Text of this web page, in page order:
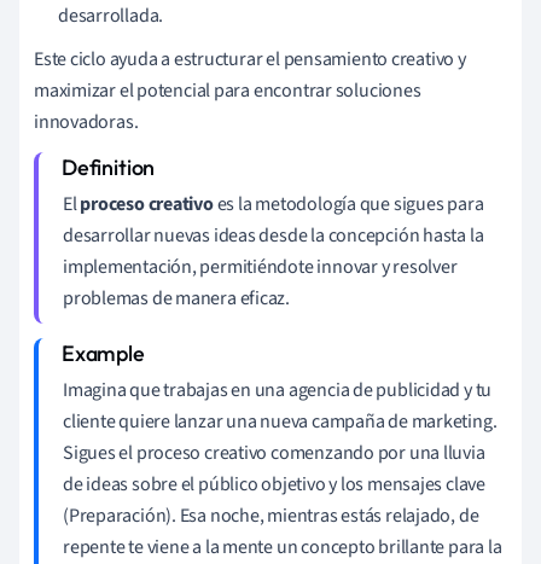
desarrollada.
Este ciclo ayuda a estructurar el pensamiento creativo y
maximizar el potencial para encontrar soluciones
innovadoras.
Elproceso creativoes la metodología que sigues para
desarrollar nuevas ideas desde la concepción hasta la
implementación, permitiéndote innovar y resolver
problemas de manera eficaz.
Imagina que trabajas en una agencia de publicidad y tu
cliente quiere lanzar una nueva campaña de marketing.
Sigues el proceso creativo comenzando por una lluvia
de ideas sobre el público objetivo y los mensajes clave
(Preparación). Esa noche, mientras estás relajado, de
repente te viene a la mente un concepto brillante para la